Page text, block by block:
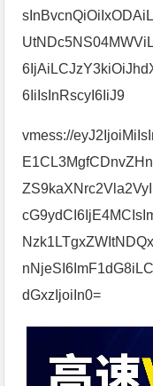
6IiIsInRscyI6IiJ9
vmess://
dGxzIjoiIn0=